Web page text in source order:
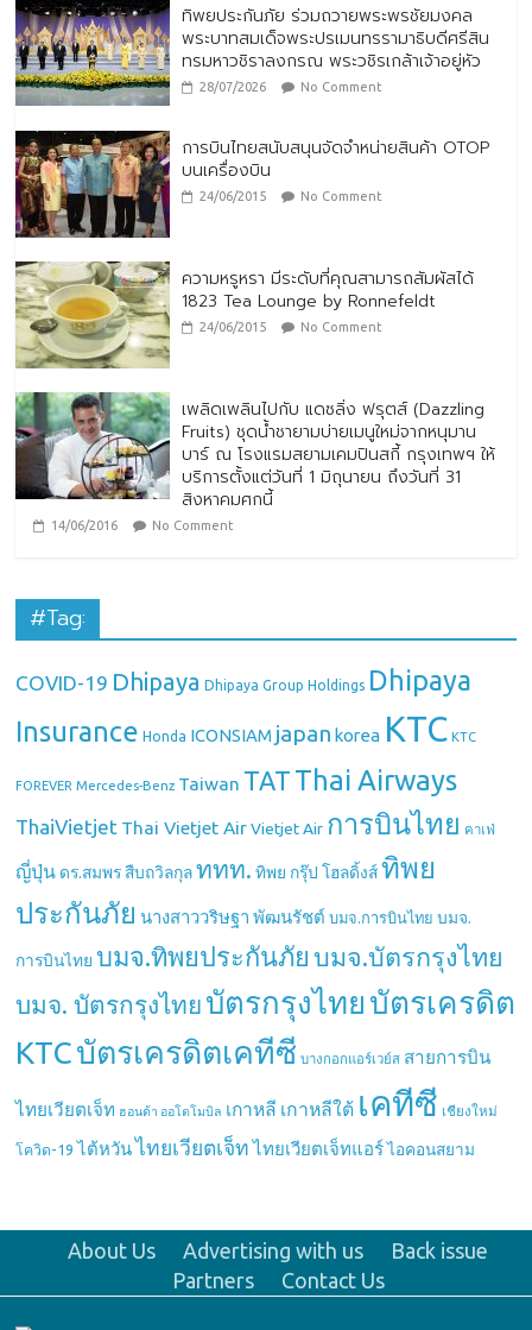
ทิพยประกันภัย ร่วมถวายพระพรชัยมงคล
พระบาทสมเด็จพระปรเมนทรรามาธิบดีศรีสิน
ทรมหาวชิราลงกรณ พระวชิรเกล้าเจ้าอยู่หัว
28/07/2026 No Comment
การบินไทยสนับสนุนจัดจำหน่ายสินค้า OTOP
บนเครื่องบิน
24/06/2015 No Comment
ความหรูหรา มีระดับที่คุณสามารถสัมผัสได้
1823 Tea Lounge by Ronnefeldt
24/06/2015 No Comment
เพลิดเพลินไปกับ แดซลิ่ง ฟรุตส์ (Dazzling
Fruits) ชุดน้ำชายามบ่ายเมนูใหม่จากหนุมาน
บาร์ ณ โรงแรมสยามเคมปินสกี้ กรุงเทพฯ ให้
บริการตั้งแต่วันที่ 1 มิถุนายน ถึงวันที่ 31
สิงหาคมศกนี้
14/06/2016 No Comment
#Tag:
COVID-19 Dhipaya Dhipaya Group Holdings Dhipaya
Insurance Honda ICONSIAM japan korea KTC KTC
FOREVER Mercedes-Benz Taiwan TAT Thai Airways
ThaiVietjet Thai Vietjet Air Vietjet Air การบินไทย คาเฟ่
ญี่ปุ่น ดร.สมพร สืบถวิลกุล ททท. ทิพย กรุ๊ป โฮลดิ้งส์ ทิพย
ประกันภัย นางสาววริษฐา พัฒนรัชต์ บมจ.การบินไทย บมจ.
การบินไทย บมจ.ทิพยประกันภัย บมจ.บัตรกรุงไทย
บมจ. บัตรกรุงไทย บัตรกรุงไทย บัตรเครดิต
KTCบัตรเครดิตเคทีซี บางกอกแอร์เวย์ส สายการบิน
ไทยเวียตเจ็ท ฮอนด้า ออโตโมบิล เกาหลี เกาหลีใต้ เคทีซี เชียงใหม่
โควิด-19 ไต้หวัน ไทยเวียตเจ็ท ไทยเวียตเจ็ทแอร์ ไอคอนสยาม
About Us Advertising with us
Back issue
Partners
Contact Us